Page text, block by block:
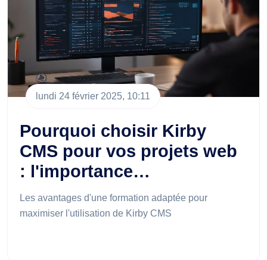
lundi 24 février 2025, 10:11
Pourquoi choisir Kirby
CMS pour vos projets web
: l'importance…
Les avantages d'une formation adaptée pour
maximiser l'utilisation de Kirby CMS